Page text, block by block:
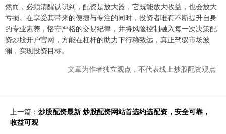
然而，必须清醒认识到，配资是放大器，它既能放大收益，也会放大
亏损。在享受其带来的便捷与专注的同时，投资者唯有不断提升自身
的专业素养，恪守严格的交易纪律，并将风险控制融入每一次决策配
资炒股开户官网，方能在杠杆的助力下行稳致远，真正驾驭市场波
澜，实现投资目标。
文章为作者独立观点，不代表线上炒股配资观点
上一篇： 炒股配资最新 炒股配资网站首选约选配资，安全可靠，
收益可观